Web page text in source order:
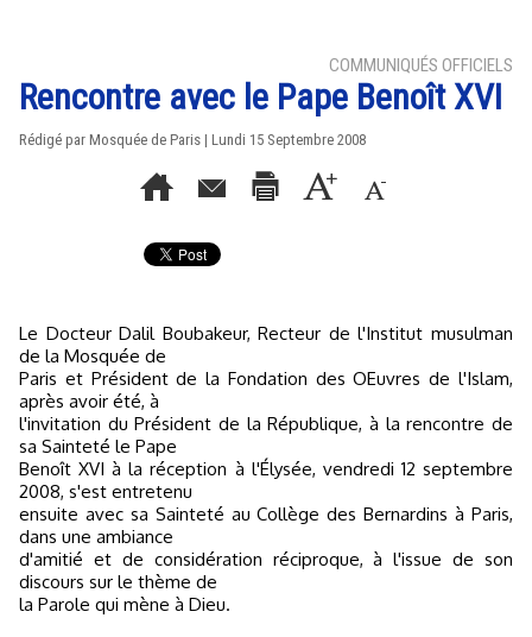
COMMUNIQUÉS OFFICIELS
Rencontre avec le Pape Benoît XVI
Rédigé par Mosquée de Paris | Lundi 15 Septembre 2008
Le Docteur Dalil Boubakeur, Recteur de l'Institut musulman
de la Mosquée de
Paris et Président de la Fondation des OEuvres de l'Islam,
après avoir été, à
l'invitation du Président de la République, à la rencontre de
sa Sainteté le Pape
Benoît XVI à la réception à l'Élysée, vendredi 12 septembre
2008, s'est entretenu
ensuite avec sa Sainteté au Collège des Bernardins à Paris,
dans une ambiance
d'amitié et de considération réciproque, à l'issue de son
discours sur le thème de
la Parole qui mène à Dieu.